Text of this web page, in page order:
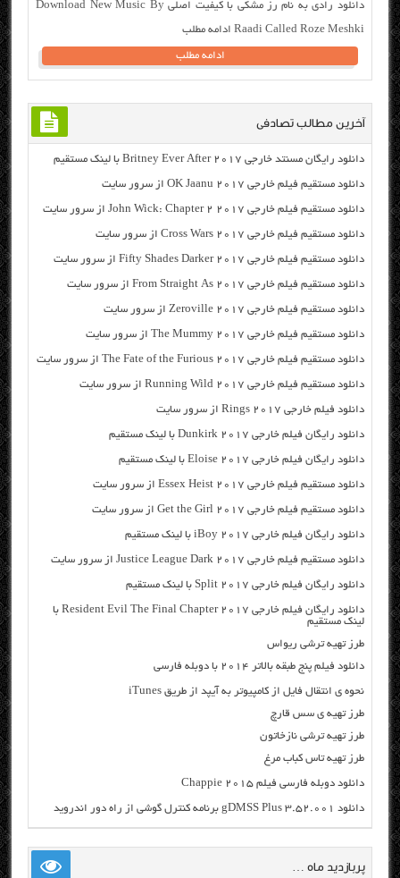
دانلود رادی به نام رز مشکی با کیفیت اصلی Download New Music By
Raadi Called Roze Meshki ادامه مطلب
ادامه مطلب
آخرین مطالب تصادفی
دانلود رایگان مسنتد خارجی Britney Ever After 2017 با لینک مستقیم
دانلود مستقیم فیلم خارجی OK Jaanu 2017 از سرور سایت
دانلود مستقیم فیلم خارجی John Wick: Chapter 2 2017 از سرور سایت
دانلود مستقیم فیلم خارجی Cross Wars 2017 از سرور سایت
دانلود مستقیم فیلم خارجی Fifty Shades Darker 2017 از سرور سایت
دانلود مستقیم فیلم خارجی From Straight As 2017 از سرور سایت
دانلود مستقیم فیلم خارجی Zeroville 2017 از سرور سایت
دانلود مستقیم فیلم خارجی The Mummy 2017 از سرور سایت
دانلود مستقیم فیلم خارجی The Fate of the Furious 2017 از سرور سایت
دانلود مستقیم فیلم خارجی Running Wild 2017 از سرور سایت
دانلود فیلم خارجی Rings 2017 از سرور سایت
دانلود رایگان فیلم خارجی Dunkirk 2017 با لینک مستقیم
دانلود رایگان فیلم خارجی Eloise 2017 با لینک مستقیم
دانلود مستقیم فیلم خارجی Essex Heist 2017 از سرور سایت
دانلود مستقیم فیلم خارجی Get the Girl 2017 از سرور سایت
دانلود رایگان فیلم خارجی iBoy 2017 با لینک مستقیم
دانلود مستقیم فیلم خارجی Justice League Dark 2017 از سرور سایت
دانلود رایگان فیلم خارجی Split 2017 با لینک مستقیم
دانلود رایگان فیلم خارجی Resident Evil The Final Chapter 2017 با
لینک مستقیم
طرز تهیه ترشی ریواس
دانلود فیلم پنج طبقه بالاتر ۲۰۱۴ با دوبله فارسی
نحوه ی انتقال فایل از کامپیوتر به آیپد از طریق iTunes
طرز تهیه ی سس قارچ
طرز تهیه ترشی نازخاتون
طرز تهیه تاس کباب مرغ
دانلود دوبله فارسی فیلم Chappie 2015
دانلود gDMSS Plus 3.52.001 برنامه کنترل گوشی از راه دور اندروید
پربازدید ماه …